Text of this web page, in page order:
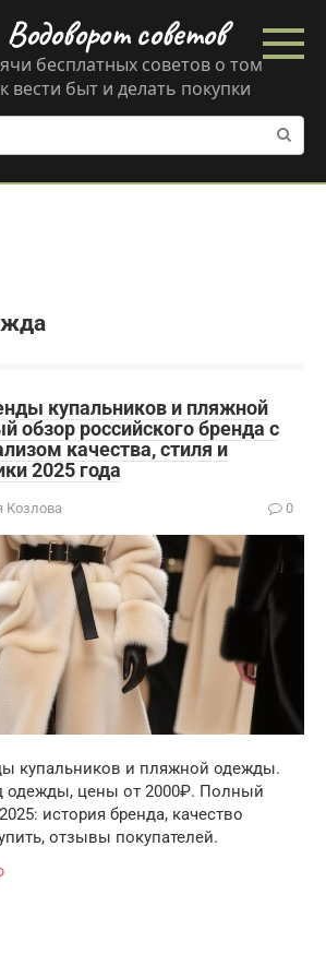
Водоворот советов
бесплатных советов о том
вести быт и делать покупки
купальников и пляжной
обзор российского бренда с
качества, стиля и
2025 года
Козлова 0
купальников и пляжной одежды.
одежды, цены от 2000₽. Полный
история бренда, качество
отзывы покупателей.